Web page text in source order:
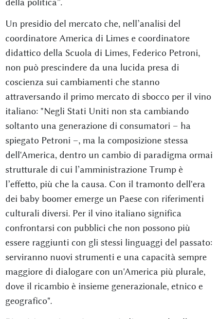
Un presidio del mercato che, nell’analisi del
coordinatore America di Limes e coordinatore
didattico della Scuola di Limes, Federico Petroni,
non può prescindere da una lucida presa di
coscienza sui cambiamenti che stanno
attraversando il primo mercato di sbocco per il vino
italiano: "Negli Stati Uniti non sta cambiando
soltanto una generazione di consumatori – ha
spiegato Petroni –, ma la composizione stessa
dell'America, dentro un cambio di paradigma ormai
strutturale di cui l’amministrazione Trump è
l’effetto, più che la causa. Con il tramonto dell'era
dei baby boomer emerge un Paese con riferimenti
culturali diversi. Per il vino italiano significa
confrontarsi con pubblici che non possono più
essere raggiunti con gli stessi linguaggi del passato:
serviranno nuovi strumenti e una capacità sempre
maggiore di dialogare con un'America più plurale,
dove il ricambio è insieme generazionale, etnico e
geografico".